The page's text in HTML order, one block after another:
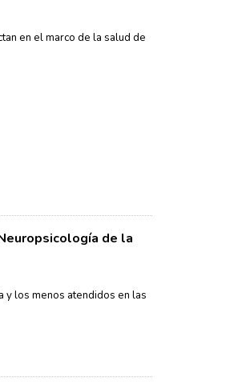
en el marco de la salud de
de la
los menos atendidos en las